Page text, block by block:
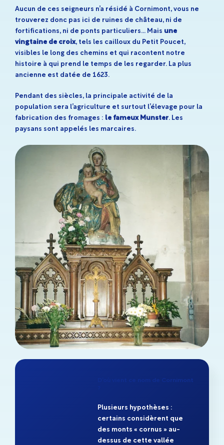
Aucun de ces seigneurs n’a résidé à Cornimont, vous ne
trouverez donc pas ici de ruines de château, ni de
fortifications, ni de ponts particuliers… Mais une
vingtaine de croix, tels les cailloux du Petit Poucet,
visibles le long des chemins et qui racontent notre
histoire à qui prend le temps de les regarder. La plus
ancienne est datée de 1623.
Pendant des siècles, la principale activité de la
population sera l’agriculture et surtout l’élevage pour la
fabrication des fromages : le fameux Munster. Les
paysans sont appelés les marcaires.
D’où vient ce nom de Cornimont
Plusieurs hypothèses :
certains considèrent que
des monts « cornus » au-
dessus de cette vallée